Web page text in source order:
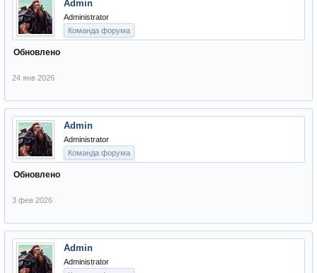
Admin
Administrator
Команда форума
Обновлено
24 янв 2026
Admin
Administrator
Команда форума
Обновлено
3 фев 2026
Admin
Administrator